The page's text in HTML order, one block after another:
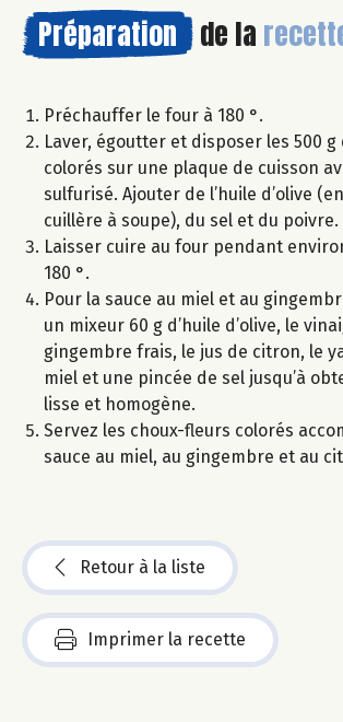
Préparation de la
Préchauffer le four à 180 °.
Laver, égoutter et disposer les 500
colorés sur une plaque de cuisson
sulfurisé. Ajouter de l’huile d’olive
cuillère à soupe), du sel et du poivre.
Laisser cuire au four pendant
180 °.
Pour la sauce au miel et au
un mixeur 60 g d’huile d’olive, le
gingembre frais, le jus de citron, le
miel et une pincée de sel jusqu’à
lisse et homogène.
Servez les choux-fleurs colorés
sauce au miel, au gingembre et au
Retour à la liste
Imprimer la recette